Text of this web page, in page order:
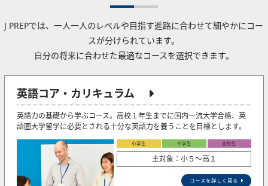
J PREPでは、一人一人のレベルや目指す進路に合わせて細やかにコー
スが分けられています。
自分の将来に合わせた最適なコースを選択できます。
英語コア・カリキュラム
英語力の基礎から学ぶコース。高校１年生までに国内一流大学合格、英
語圏大学留学に必要とされる十分な英語力を養うことを目標とします。
小学生 中学生 高校生
主対象：小５〜高１
コースを詳しく見る